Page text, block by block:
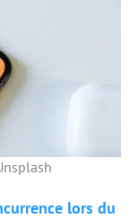
lors du